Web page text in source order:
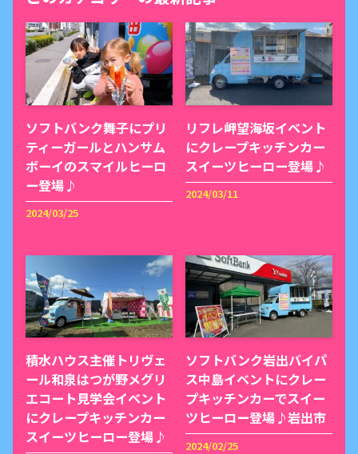
ソフトバンク舞子にプリ
ティーガールとハンサム
ボーイのスマイルヒーロ
ー登場♪
2024/03/25
リフレ岬望海坂イベント
にクレープキッチンカー
スイーツヒーロー登場♪
2024/03/11
積水ハウス主催トリヴェ
ール和泉はつが野メグリ
エコート見学会イベント
にクレープキッチンカー
スイーツヒーロー登場♪
ソフトバンク岩出バイパ
ス中島イベントにクレー
プキッチンカーでスイー
ツヒーロー登場♪岩出市
2024/02/25